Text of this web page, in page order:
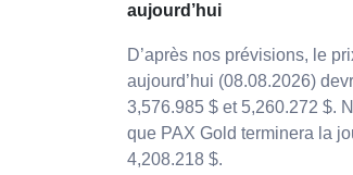
aujourd’hui
D’après nos prévisions, le
aujourd’hui (08.08.2026)
3,576.985 $ et 5,260.272 $.
que PAX Gold terminera la
4,208.218 $.